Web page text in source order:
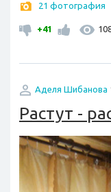
21 фотография
+41
Аделя Шибанова
Растут -